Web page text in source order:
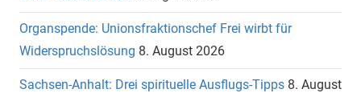
Organspende: Unionsfraktionschef Frei wirbt für
Widerspruchslösung 8. August 2026
Sachsen-Anhalt: Drei spirituelle Ausflugs-Tipps 8. August